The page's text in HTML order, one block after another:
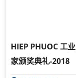
HIEP PHUOC 工
家颁奖典礼-2018